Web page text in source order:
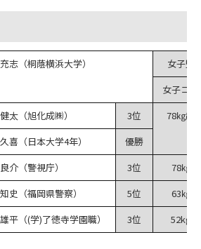
（桐蔭横浜大学）
女子監
女子コ
太（旭化成㈱） 3位
78㎏超
（日本大学4年）
優勝
（警視庁） 3位
78㎏級
史（福岡県警察） 5位
63㎏級
（(学)了徳寺学園職） 3位 52kg級